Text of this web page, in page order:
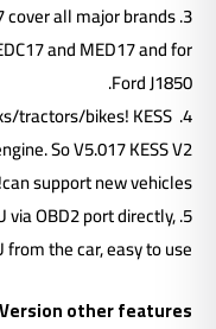
cover all major brands
and MED17 and for
Ford J1850.
tractors/bikes! KESS
So V5.017 KESS V2
can support new vehicles!
via OBD2 port directly,
the car, easy to use.
other features: